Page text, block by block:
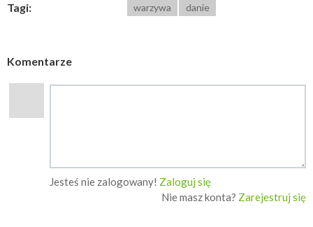
Tagi: warzywa danie
Komentarze
Jesteś nie zalogowany! Zaloguj się
Nie masz konta? Zarejestruj się